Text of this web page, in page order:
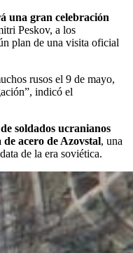
una gran celebración
Peskov, a los
plan de una visita oficial
rusos el 9 de mayo,
indicó el
soldados ucranianos
acero de Azovstal, una
de la era soviética.